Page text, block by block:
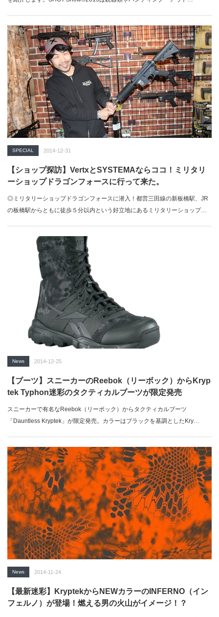
SPECIAL 2014-12-31
【ショップ探訪】VertxとSYSTEMAならココ！ミリタリ
ーショップドラゴンフォースに行って来た。
◎ミリタリーショップドラゴンフォースに潜入！都営三田線の新板橋駅、JR
の板橋駅からともに徒歩５分以内という好立地にあるミリタリーショップド
News 2014-12-25
【ブーツ】スニーカーのReebok（リーボック）からKryp
tek Typhon迷彩のタクティカルブーツが限定発売
スニーカーで有名なReebok（リーボック）からタクティカルブーツ
「Dauntless Kryptek」が限定発売。カラーはブラックを基調としたKry…
News 2014-11-24
【最新迷彩】KryptekからNEWカラーのINFERNO（イン
フェルノ）が登場！燃える男の火山がイメージ！？